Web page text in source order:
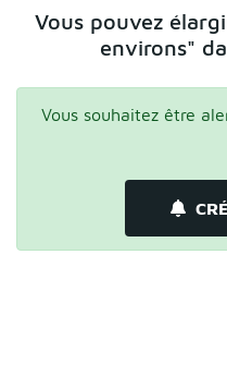
Vous pouvez
environs"
Vous souhaitez être